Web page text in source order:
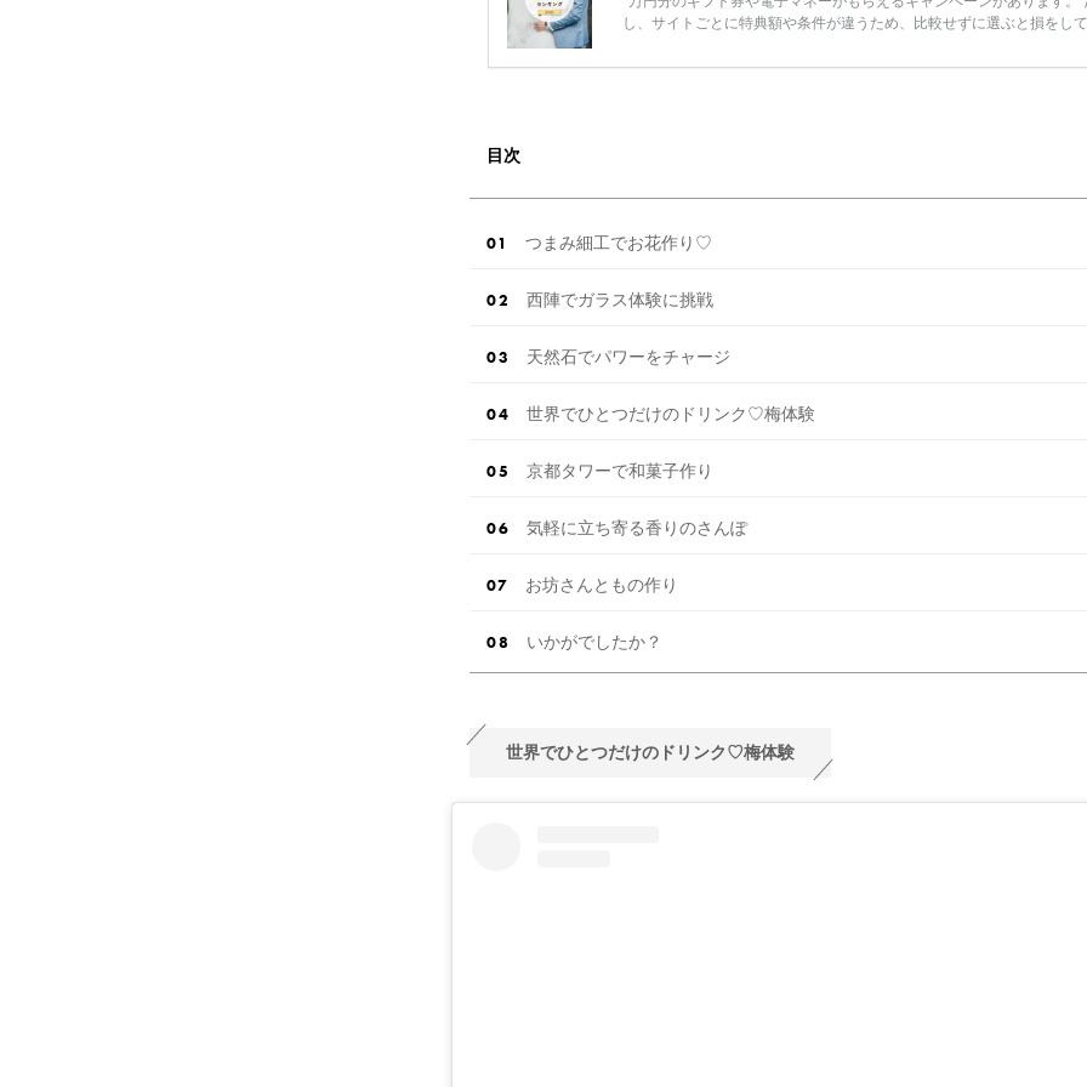
し、サイトごとに特典額や条件が違うため、比較せずに選ぶと損をし
ンペーン特典ランキングを公開！ 比較サイト：プラコレ、ゼクシィ、
目次
つまみ細工でお花作り♡
西陣でガラス体験に挑戦
天然石でパワーをチャージ
世界でひとつだけのドリンク♡梅体験
京都タワーで和菓子作り
気軽に立ち寄る香りのさんぽ
お坊さんともの作り
いかがでしたか？
世界でひとつだけのドリンク♡梅体験